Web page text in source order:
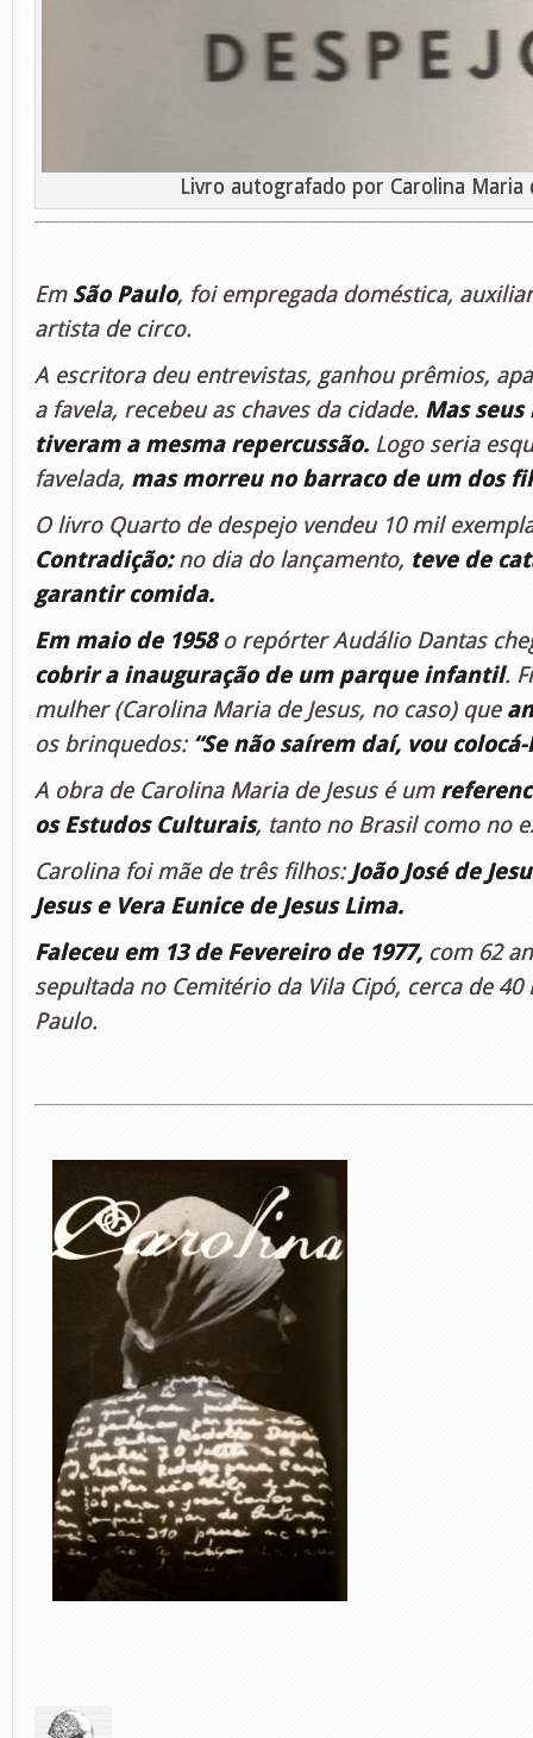
Livro autografado por Carolina Maria
Em São Paulo, foi empregada doméstica,
artista de circo.
A escritora deu entrevistas, ganhou prêmios,
a favela, recebeu as chaves da cidade. Mas
tiveram a mesma repercussão. Logo seria
favelada, mas morreu no barraco de um dos
O livro Quarto de despejo vendeu 10 mil
Contradição:no dia do lançamento, teve de
garantir comida.
Em maio de 1958o repórter Audálio Dantas
cobrir a inauguração de um parque infantil.
mulher (Carolina Maria de Jesus, no caso) que
os brinquedos:“Se não saírem daí, vou
A obra de Carolina Maria de Jesus é um
os Estudos Culturais, tanto no Brasil como no
Carolina foi mãe de três filhos:João José de
Jesus e Vera Eunice de Jesus Lima.
Faleceu em 13 de Fevereiro de 1977, com 62
sepultada no Cemitério da Vila Cipó, cerca de 40
Paulo.